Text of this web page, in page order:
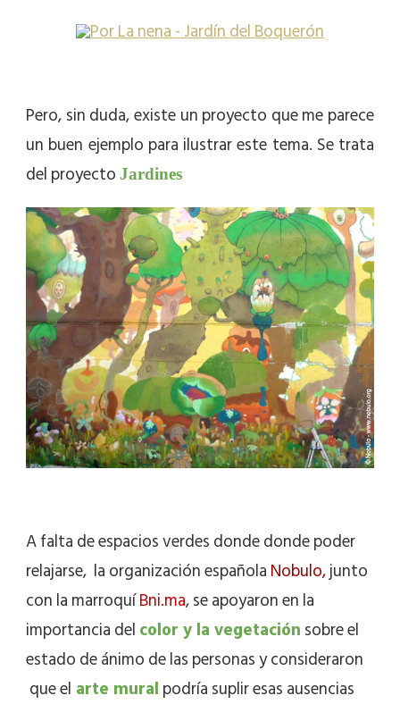
Pero, sin duda, existe un proyecto que me parece
un buen ejemplo para ilustrar este tema. Se trata
del proyecto Jardines
A falta de espacios verdes donde donde poder
relajarse, la organización españolaNobulo,junto
con la marroquíBni.ma, se apoyaron en la
importancia delcolor y la vegetaciónsobre el
estado de ánimo de las personas y consideraron
que el arte muralpodría suplir esas ausencias